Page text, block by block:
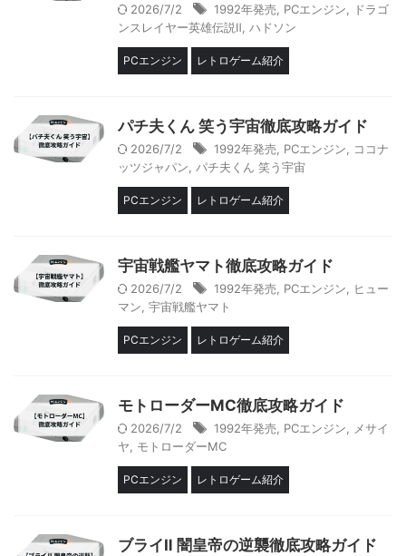
2026/7/2 1992年発売 PCエンジン
ドラゴ
ンスレイヤー英雄伝説Ⅱ ハドソン
PCエンジン レトロゲーム紹介
パチ夫くん 笑う宇宙徹底攻略ガイド
2026/7/2 1992年発売 PCエンジン
ココナ
ッツジャパン
パチ夫くん 笑う宇宙
PCエンジン レトロゲーム紹介
宇宙戦艦ヤマト徹底攻略ガイド
2026/7/2 1992年発売 PCエンジン
ヒュー
マン 宇宙戦艦ヤマト
PCエンジン レトロゲーム紹介
モトローダーMC徹底攻略ガイド
2026/7/2 1992年発売 PCエンジン
メサイ
ヤ
モトローダーMC
PCエンジン レトロゲーム紹介
ブライⅡ 闇皇帝の逆襲徹底攻略ガイド